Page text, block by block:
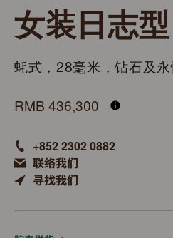
女装日志型
蚝式，28毫米，钻石及
RMB 436,300
+852 2302 0882
联络我们
寻找我们